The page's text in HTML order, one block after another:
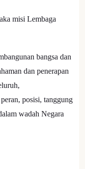
misi Lembaga
bangsa dan
dan penerapan
posisi, tanggung
wadah Negara